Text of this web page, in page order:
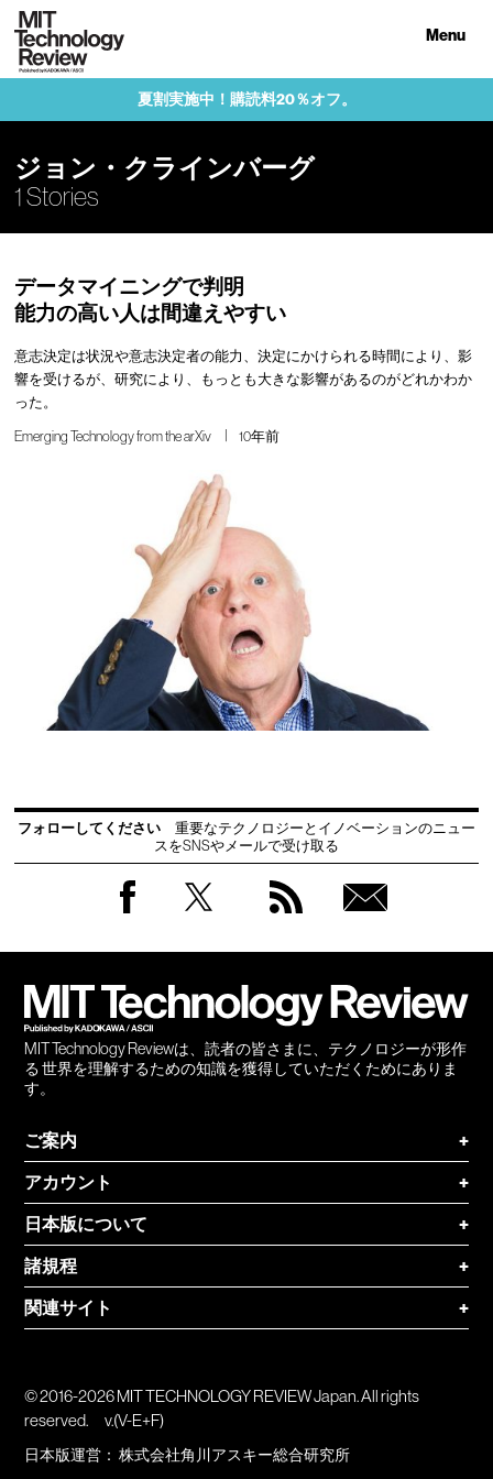
Menu
夏割実施中！購読料20％オフ。
ジョン・クラインバーグ
1 Stories
データマイニングで判明
能力の高い人は間違えやすい
意志決定は状況や意志決定者の能力、決定にかけられる時間により、影
響を受けるが、研究により、もっとも大きな影響があるのがどれかわか
った。
Emerging Technology from the arXiv 10年前
フォローしてください
重要なテクノロジーとイノベーションのニュー
スをSNSやメールで受け取る
MIT Technology Reviewは、読者の皆さまに、テクノロジーが形作
る 世界を理解するための知識を獲得していただくためにありま
す。
ご案内
+
アカウント
+
日本版について
+
諸規程
+
関連サイト
+
© 2016-2026 MIT TECHNOLOGY REVIEW Japan. All rights
reserved.
v.(V-E+F)
日本版運営：株式会社角川アスキー総合研究所